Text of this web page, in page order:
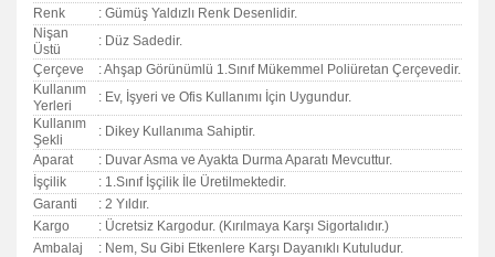
Renk
: Gümüş Yaldızlı Renk Desenlidir.
Nişan
Üstü
: Düz Sadedir.
Çerçeve
: Ahşap Görünümlü 1.Sınıf Mükemmel Poliüretan Çerçevedir.
Kullanım
Yerleri
: Ev, İşyeri ve Ofis Kullanımı İçin Uygundur.
Kullanım
Şekli
: Dikey Kullanıma Sahiptir.
Aparat
: Duvar Asma ve Ayakta Durma Aparatı Mevcuttur.
İşçilik
: 1.Sınıf İşçilik İle Üretilmektedir.
Garanti
: 2 Yıldır.
Kargo
: Ücretsiz Kargodur. (Kırılmaya Karşı Sigortalıdır.)
Ambalaj
: Nem, Su Gibi Etkenlere Karşı Dayanıklı Kutuludur.